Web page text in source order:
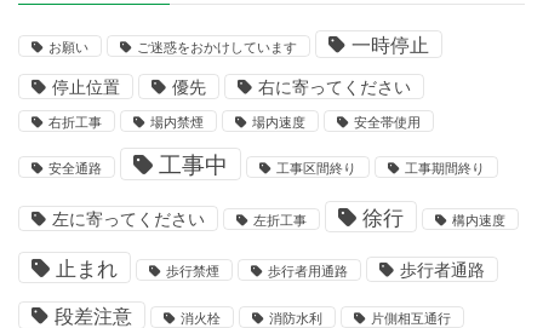
お願い ご迷惑をおかけしています 一時停止
停止位置 優先 右に寄ってください
右折工事 場内禁煙 場内速度 安全帯使用
安全通路 工事中 工事区間終り 工事期間終り
左に寄ってください 左折工事 徐行 構内速度
止まれ 歩行禁煙 歩行者用通路 歩行者通路
段差注意 消火栓 消防水利 片側相互通行